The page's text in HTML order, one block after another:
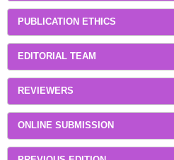
PUBLICATION ETHICS
EDITORIAL TEAM
REVIEWERS
ONLINE SUBMISSION